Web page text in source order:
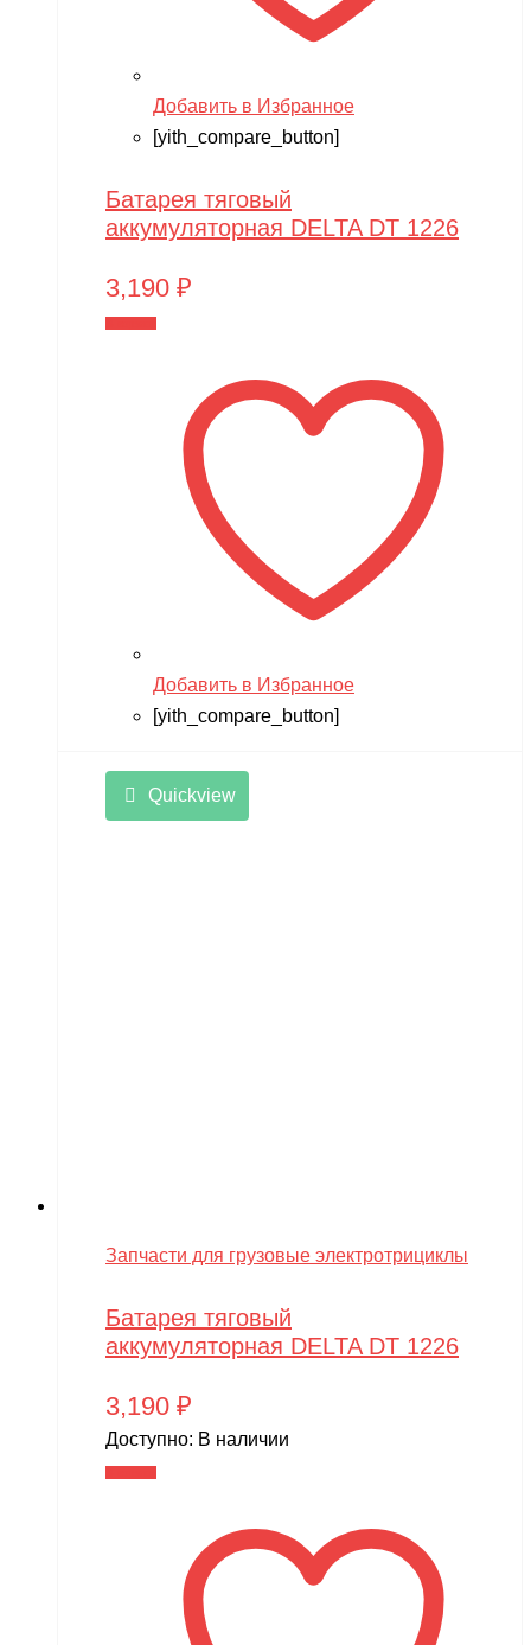
Добавить в Избранное
[yith_compare_button]
Батарея тяговый
аккумуляторная DELTA DT 1226
3,190 ₽
Добавить в Избранное
[yith_compare_button]
Quickview
Запчасти для грузовые электротрициклы
Батарея тяговый
аккумуляторная DELTA DT 1226
3,190 ₽
Доступно: В наличии